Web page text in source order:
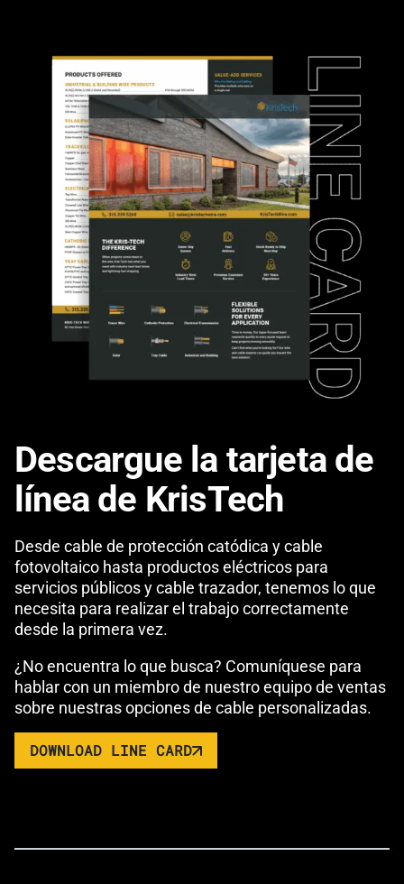
Descargue la tarjeta de
línea de KrisTech
Desde cable de protección catódica y cable
fotovoltaico hasta productos eléctricos para
servicios públicos y cable trazador, tenemos lo que
necesita para realizar el trabajo correctamente
desde la primera vez.
¿No encuentra lo que busca? Comuníquese para
hablar con un miembro de nuestro equipo de ventas
sobre nuestras opciones de cable personalizadas.
LINK OPENS IN A NEW TAB
DOWNLOAD LINE CARD